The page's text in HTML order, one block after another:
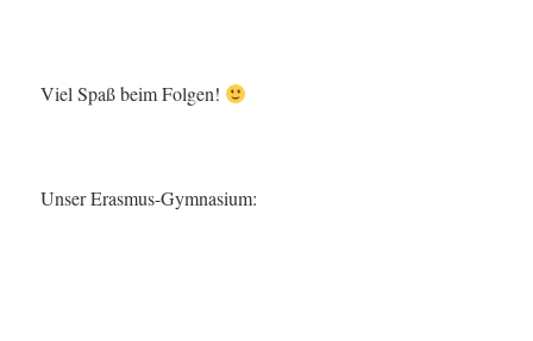
Viel Spaß beim Folgen!
Unser Erasmus-Gymnasium: